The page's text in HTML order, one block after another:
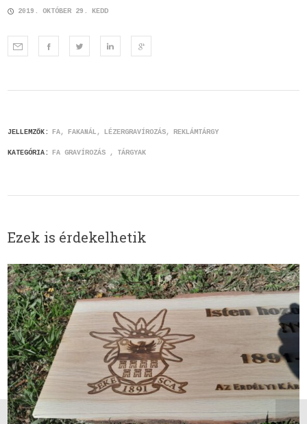
2019. OKTÓBER 29. KEDD
JELLEMZŐK: FA FAKANÁL LÉZERGRAVÍROZÁS REKLÁMTÁRGY
KATEGÓRIA: FA GRAVÍROZÁS TÁRGYAK
Ezek is érdekelhetik